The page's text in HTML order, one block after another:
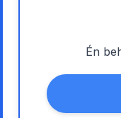
Én